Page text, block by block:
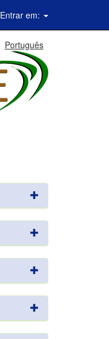
Entrar em:
Português